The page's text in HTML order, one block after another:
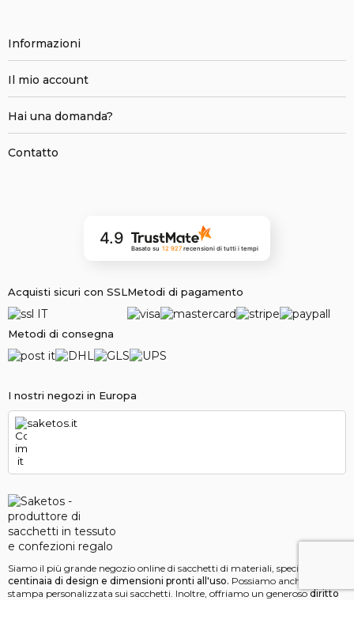
Siamo il più grande negozio online di sacchetti di materiali, specializzato in
centinaia di design e dimensioni pronti all'uso. Possiamo anche offrire
stampa personalizzata sui sacchetti. Inoltre, offriamo un generosodiritto
I nostri negozi in Europa
saketos.it
Informazioni
Il mio account
Hai una domanda?
Contatto
4.9
Basato su 12 927recensioni di tutti i tempi
Acquisti sicuri con SSLMetodi di pagamento
Metodi di consegna